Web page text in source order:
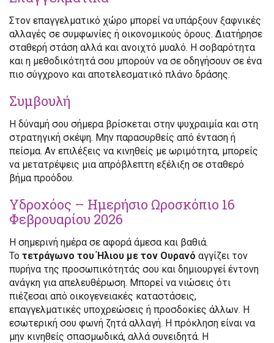
Στον επαγγελματικό χώρο μπορεί να υπάρξουν ξαφνικές
αλλαγές σε συμφωνίες ή οικονομικούς όρους. Διατήρησε
σταθερή στάση αλλά και ανοιχτό μυαλό. Η σοβαρότητα
και η μεθοδικότητά σου μπορούν να σε οδηγήσουν σε ένα
πιο σύγχρονο και αποτελεσματικό πλάνο δράσης.
Συμβουλή
Η δύναμή σου σήμερα βρίσκεται στην ψυχραιμία και στη
στρατηγική σκέψη. Μην παρασυρθείς από ένταση ή
πείσμα. Αν επιλέξεις να κινηθείς με ωριμότητα, μπορείς
να μετατρέψεις μια απρόβλεπτη εξέλιξη σε σταθερό
βήμα προόδου.
Υδροχόος – Ημερήσιο Ωροσκόπιο 16
Φεβρουαρίου 2026
Η σημερινή ημέρα σε αφορά άμεσα και βαθιά.
Το τετράγωνο του Ήλιου με τον Ουρανό αγγίζει τον
πυρήνα της προσωπικότητάς σου και δημιουργεί έντονη
ανάγκη για απελευθέρωση. Μπορεί να νιώσεις ότι
πιέζεσαι από οικογενειακές καταστάσεις,
επαγγελματικές υποχρεώσεις ή προσδοκίες άλλων. Η
εσωτερική σου φωνή ζητά αλλαγή. Η πρόκληση είναι να
μην κινηθείς σπασμωδικά, αλλά συνειδητά. Η